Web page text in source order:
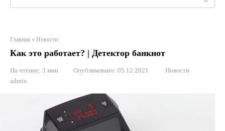
Главная » Новости
Как это работает? | Детектор банкнот
На чтение: 3 мин Опубликовано: 05.12.2021
Новости
admin